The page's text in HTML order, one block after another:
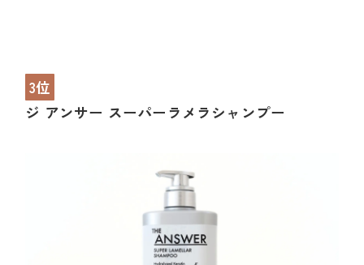
3位
ジ アンサー スーパーラメラシャンプー